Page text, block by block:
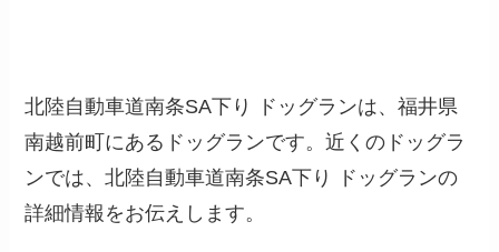
北陸自動車道南条SA下り ドッグランは、福井県
南越前町にあるドッグランです。近くのドッグラ
ンでは、北陸自動車道南条SA下り ドッグランの
詳細情報をお伝えします。